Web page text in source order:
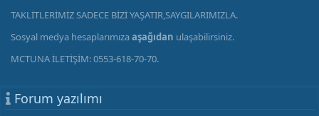
TAKLİTLERİMİZ SADECE BİZİ YAŞATIR,SAYGILARIMIZLA.
Sosyal medya hesaplarımızaaşağıdan ulaşabilirsiniz.
MCTUNA İLETİŞİM: 0553-618-70-70.
Forum yazılımı